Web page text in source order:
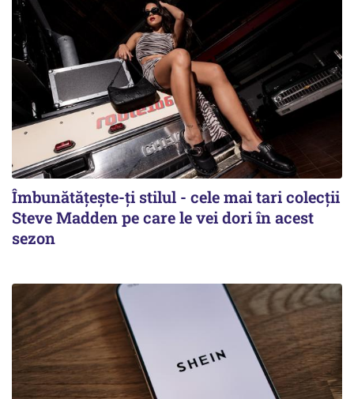
Îmbunătățește-ți stilul - cele mai tari colecții
Steve Madden pe care le vei dori în acest
sezon